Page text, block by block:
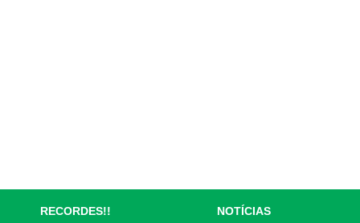
RECORDES!! NOTÍCIAS